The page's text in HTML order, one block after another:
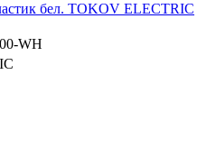
бел. TOKOV ELECTRIC
WH